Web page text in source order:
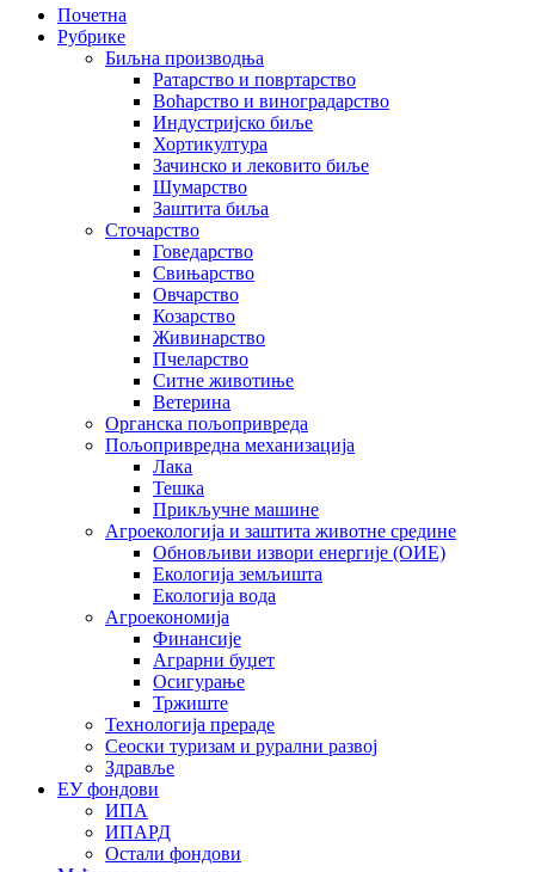
Почетна
Рубрике
Биљна производња
Ратарство и повртарство
Воћарство и виноградарство
Индустријско биље
Хортикултура
Зачинско и лековито биље
Шумарство
Заштита биља
Сточарство
Говедарство
Свињарство
Овчарство
Козарство
Живинарство
Пчеларство
Ситне животиње
Ветерина
Органска пољопривреда
Пољопривредна механизација
Лака
Тешка
Прикључне машине
Агроекологија и заштита животне средине
Обновљиви извори енергије (ОИЕ)
Екологија земљишта
Екологија вода
Агроекономија
Финансије
Аграрни буџет
Осигурање
Тржиште
Технологија прераде
Сеоски туризам и рурални развој
Здравље
ЕУ фондови
ИПА
ИПАРД
Остали фондови